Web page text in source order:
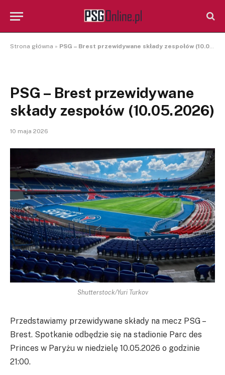
Strona główna » PSG – Brest przewidywane składy zespołów (10.05.2026)
PSG – Brest przewidywane
składy zespołów (10.05.2026)
10 maja 2026
Shutterstock/Yuri Turkov
Przedstawiamy przewidywane składy na mecz PSG –
Brest. Spotkanie odbędzie się na stadionie Parc des
Princes w Paryżu w niedzielę 10.05.2026 o godzinie
21:00.